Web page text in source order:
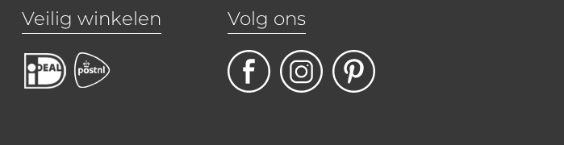
Veilig winkelen Volg ons